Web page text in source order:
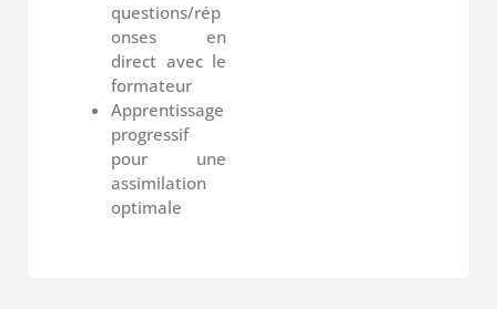
questions/rép
onses en
direct avec le
formateur
Apprentissage
progressif
pour une
assimilation
optimale